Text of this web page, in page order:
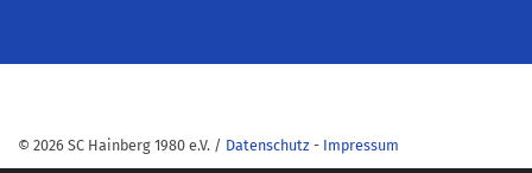
© 2026 SC Hainberg 1980 e.V. / Datenschutz - Impressum